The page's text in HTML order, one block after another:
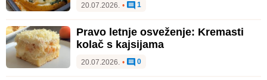
20.07.2026. • 1
Pravo letnje osveženje: Kremasti
kolač s kajsijama
20.07.2026. • 0